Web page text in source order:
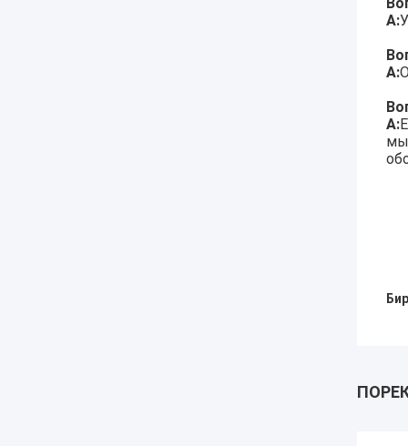
А:
А:
А:
мы